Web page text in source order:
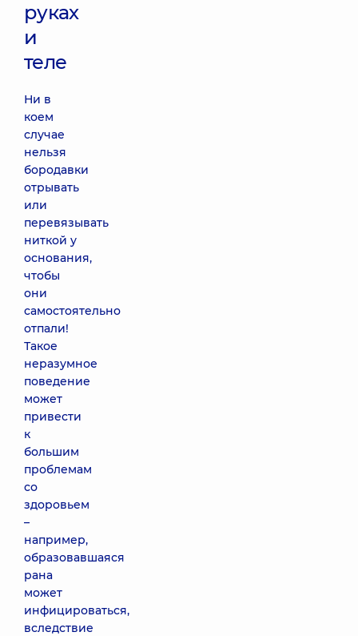
руках
и
теле
Ни в
коем
случае
нельзя
бородавки
отрывать
или
перевязывать
ниткой у
основания,
чтобы
они
самостоятельно
отпали!
Такое
неразумное
поведение
может
привести
к
большим
проблемам
со
здоровьем
–
например,
образовавшаяся
рана
может
инфицироваться,
вследствие